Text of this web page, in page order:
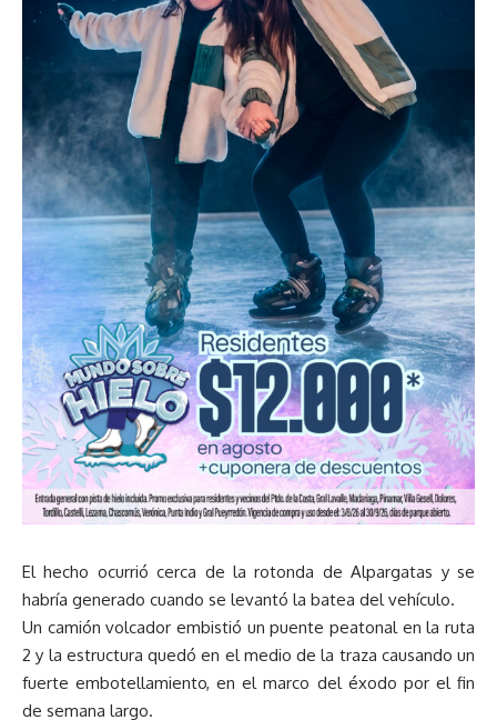
El hecho ocurrió cerca de la rotonda de Alpargatas y se
habría generado cuando se levantó la batea del vehículo.
Un camión volcador embistió un puente peatonal en la ruta
2 y la estructura quedó en el medio de la traza causando un
fuerte embotellamiento, en el marco del éxodo por el fin
de semana largo.